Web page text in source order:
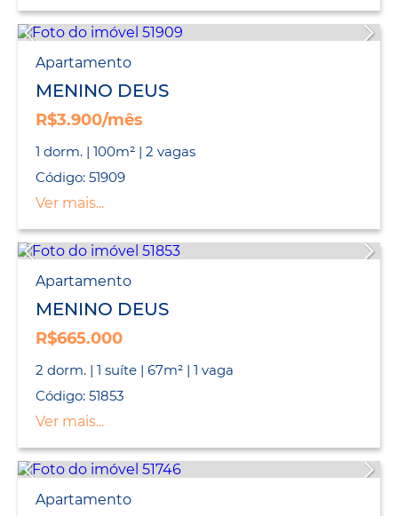
Apartamento
MENINO DEUS
R$3.900/mês
1 dorm. | 100m² | 2 vagas
Código: 51909
Ver mais...
Apartamento
MENINO DEUS
R$665.000
2 dorm. | 1 suíte | 67m² | 1 vaga
Código: 51853
Ver mais...
Apartamento